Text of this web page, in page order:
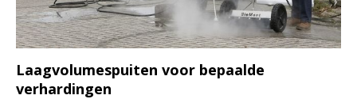
Laagvolumespuiten voor bepaalde
verhardingen